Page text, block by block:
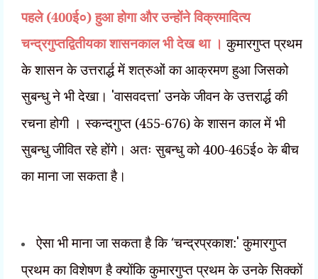
पहले (400ई०) हुआ होगा और उन्होंने विक्रमादित्य
चन्द्रगुप्तद्वितीयका शासनकाल भी देख था ।कुमारगुप्त प्रथम
के शासन के उत्तरार्द्ध में शत्रुओं का आक्रमण हुआ जिसको
सुबन्धु ने भी देखा। 'वासवदत्ता'उनके जीवन के उत्तरार्द्ध की
रचना होगी । स्कन्दगुप्त (455-676) के शासन काल में भी
सुबन्धु जीवित रहे होंगे। अतः सुबन्धु को 400-465ई० के बीच
का माना जा सकता है।
ऐसा भी माना जा सकता है कि‘चन्द्रप्रकाश:'कुमारगुप्त
प्रथम का विशेषण है क्योंकि कुमारगुप्त प्रथम के उनके सिक्कों